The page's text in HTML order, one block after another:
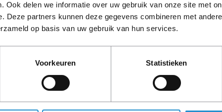
Ook delen we informatie over uw gebruik van onze site met
Deze partners kunnen deze gegevens combineren met
op basis van uw gebruik van hun services.
Voorkeuren Statistieken
Omschrijving
LET OP: Op
90 dagen, tenzij